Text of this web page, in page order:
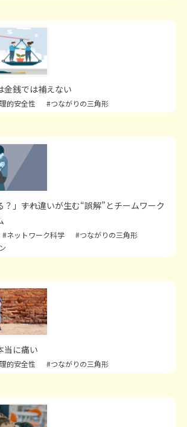
金銭では補えない
的安全性 #つながりの三角形
？」――すれ違いが生む“誤解”とチームワーク
#ネットワーク科学
#つながりの三角形
当に痛い
的安全性 #つながりの三角形